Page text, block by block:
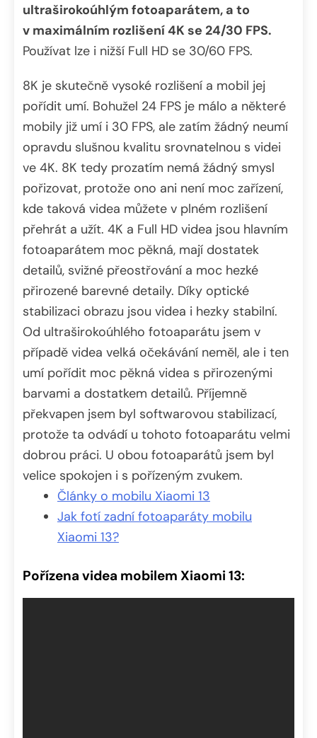
ultraširokoúhlým fotoaparátem, a to
v maximálním rozlišení 4K se 24/30 FPS.
Používat lze i nižší Full HD se 30/60 FPS.
8K je skutečně vysoké rozlišení a mobil jej
pořídit umí. Bohužel 24 FPS je málo a některé
mobily již umí i 30 FPS, ale zatím žádný neumí
opravdu slušnou kvalitu srovnatelnou s videi
ve 4K. 8K tedy prozatím nemá žádný smysl
pořizovat, protože ono ani není moc zařízení,
kde taková videa můžete v plném rozlišení
přehrát a užít. 4K a Full HD videa jsou hlavním
fotoaparátem moc pěkná, mají dostatek
detailů, svižné přeostřování a moc hezké
přirozené barevné detaily. Díky optické
stabilizaci obrazu jsou videa i hezky stabilní.
Od ultraširokoúhlého fotoaparátu jsem v
případě videa velká očekávání neměl, ale i ten
umí pořídit moc pěkná videa s přirozenými
barvami a dostatkem detailů. Příjemně
překvapen jsem byl softwarovou stabilizací,
protože ta odvádí u tohoto fotoaparátu velmi
dobrou práci. U obou fotoaparátů jsem byl
velice spokojen i s pořízeným zvukem.
Články o mobilu Xiaomi 13
Jak fotí zadní fotoaparáty mobilu
Xiaomi 13?
Pořízena videa mobilem Xiaomi 13: